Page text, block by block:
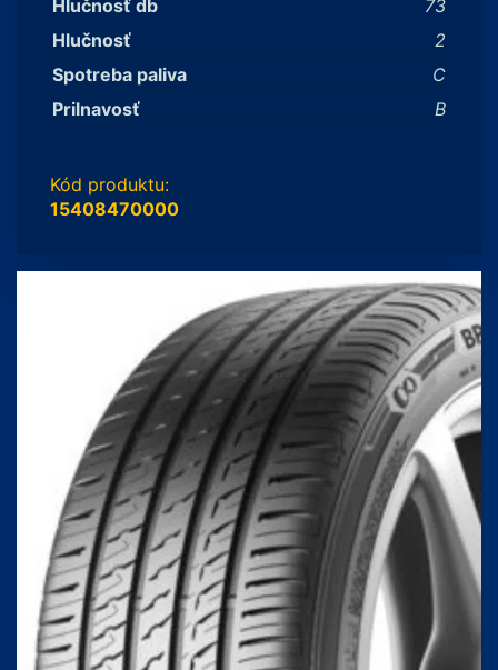
Hlučnosť db
73
Hlučnosť
2
Spotreba paliva
C
Prilnavosť
B
Kód produktu:
15408470000